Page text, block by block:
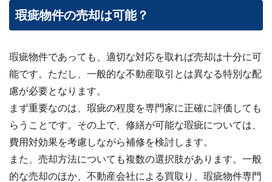
瑕疵物件の売却は可能？
瑕疵物件であっても、適切な対応を取れば売却は十分に可
能です。ただし、一般的な不動産取引とは異なる特別な配
慮が必要となります。
まず重要なのは、瑕疵の程度を専門家に正確に評価しても
らうことです。その上で、修繕が可能な瑕疵については、
費用対効果を考慮しながら補修を検討します。
また、売却方法についても複数の選択肢があります。一般
的な売却のほか、不動産会社による買取り、瑕疵物件専門